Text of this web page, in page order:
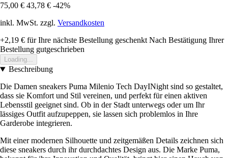
75,00 € 43,78 € -42%
inkl. MwSt. zzgl. Versandkosten
+2,19 € für Ihre nächste Bestellung geschenkt Nach Bestätigung Ihrer
Bestellung gutgeschrieben
Loading...
Beschreibung
Die Damen sneakers Puma Milenio Tech DayINight sind so gestaltet,
dass sie Komfort und Stil vereinen, und perfekt für einen aktiven
Lebensstil geeignet sind. Ob in der Stadt unterwegs oder um Ihr
lässiges Outfit aufzupeppen, sie lassen sich problemlos in Ihre
Garderobe integrieren.
Mit einer modernen Silhouette und zeitgemäßen Details zeichnen sich
diese sneakers durch ihr durchdachtes Design aus. Die Marke Puma,